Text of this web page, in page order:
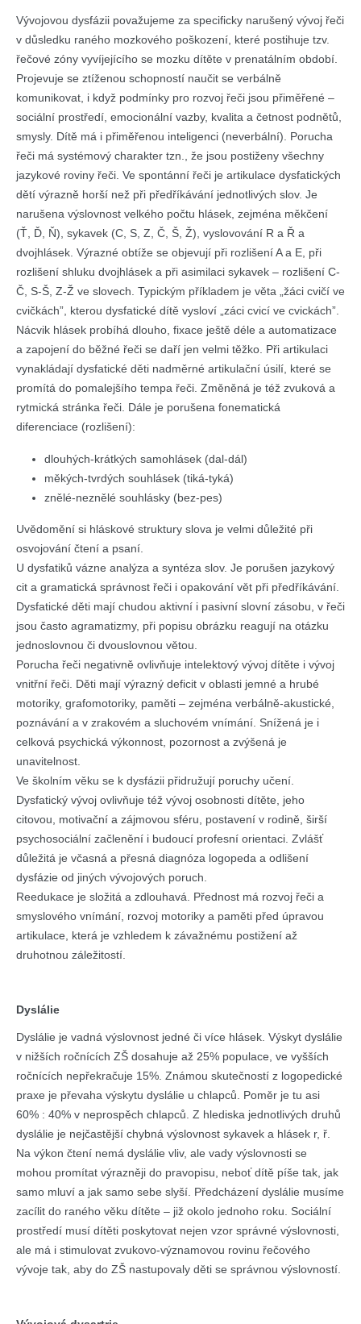
Vývojovou dysfázii považujeme za specificky narušený vývoj řeči
v důsledku raného mozkového poškození, které postihuje tzv.
řečové zóny vyvíjejícího se mozku dítěte v prenatálním období.
Projevuje se ztíženou schopností naučit se verbálně
komunikovat, i když podmínky pro rozvoj řeči jsou přiměřené –
sociální prostředí, emocionální vazby, kvalita a četnost podnětů,
smysly. Dítě má i přiměřenou inteligenci (neverbální). Porucha
řeči má systémový charakter tzn., že jsou postiženy všechny
jazykové roviny řeči. Ve spontánní řeči je artikulace dysfatických
dětí výrazně horší než při předříkávání jednotlivých slov. Je
narušena výslovnost velkého počtu hlásek, zejména měkčení
(Ť, Ď, Ň), sykavek (C, S, Z, Č, Š, Ž), vyslovování R a Ř a
dvojhlásek. Výrazné obtíže se objevují při rozlišení A a E, při
rozlišení shluku dvojhlásek a při asimilaci sykavek – rozlišení C-
Č, S-Š, Z-Ž ve slovech. Typickým příkladem je věta „žáci cvičí ve
cvičkách”, kterou dysfatické dítě vysloví „záci cvicí ve cvickách”.
Nácvik hlásek probíhá dlouho, fixace ještě déle a automatizace
a zapojení do běžné řeči se daří jen velmi těžko. Při artikulaci
vynakládají dysfatické děti nadměrné artikulační úsilí, které se
promítá do pomalejšího tempa řeči. Změněná je též zvuková a
rytmická stránka řeči. Dále je porušena fonematická
diferenciace (rozlišení):
dlouhých-krátkých samohlásek (dal-dál)
měkých-tvrdých souhlásek (tiká-tyká)
znělé-neznělé souhlásky (bez-pes)
Uvědomění si hláskové struktury slova je velmi důležité při
osvojování čtení a psaní.
U dysfatiků vázne analýza a syntéza slov. Je porušen jazykový
cit a gramatická správnost řeči i opakování vět při předříkávání.
Dysfatické děti mají chudou aktivní i pasivní slovní zásobu, v řeči
jsou často agramatizmy, při popisu obrázku reagují na otázku
jednoslovnou či dvouslovnou větou.
Porucha řeči negativně ovlivňuje intelektový vývoj dítěte i vývoj
vnitřní řeči. Děti mají výrazný deficit v oblasti jemné a hrubé
motoriky, grafomotoriky, paměti – zejména verbálně-akustické,
poznávání a v zrakovém a sluchovém vnímání. Snížená je i
celková psychická výkonnost, pozornost a zvýšená je
unavitelnost.
Ve školním věku se k dysfázii přidružují poruchy učení.
Dysfatický vývoj ovlivňuje též vývoj osobnosti dítěte, jeho
citovou, motivační a zájmovou sféru, postavení v rodině, širší
psychosociální začlenění i budoucí profesní orientaci. Zvlášť
důležitá je včasná a přesná diagnóza logopeda a odlišení
dysfázie od jiných vývojových poruch.
Reedukace je složitá a zdlouhavá. Přednost má rozvoj řeči a
smyslového vnímání, rozvoj motoriky a paměti před úpravou
artikulace, která je vzhledem k závažnému postižení až
druhotnou záležitostí.
Dyslálie
Dyslálie je vadná výslovnost jedné či více hlásek. Výskyt dyslálie
v nižších ročnících ZŠ dosahuje až 25% populace, ve vyšších
ročnících nepřekračuje 15%. Známou skutečností z logopedické
praxe je převaha výskytu dyslálie u chlapců. Poměr je tu asi
60% : 40% v neprospěch chlapců. Z hlediska jednotlivých druhů
dyslálie je nejčastější chybná výslovnost sykavek a hlásek r, ř.
Na výkon čtení nemá dyslálie vliv, ale vady výslovnosti se
mohou promítat výrazněji do pravopisu, neboť dítě píše tak, jak
samo mluví a jak samo sebe slyší. Předcházení dyslálie musíme
zacílit do raného věku dítěte – již okolo jednoho roku. Sociální
prostředí musí dítěti poskytovat nejen vzor správné výslovnosti,
ale má i stimulovat zvukovo-významovou rovinu řečového
vývoje tak, aby do ZŠ nastupovaly děti se správnou výslovností.